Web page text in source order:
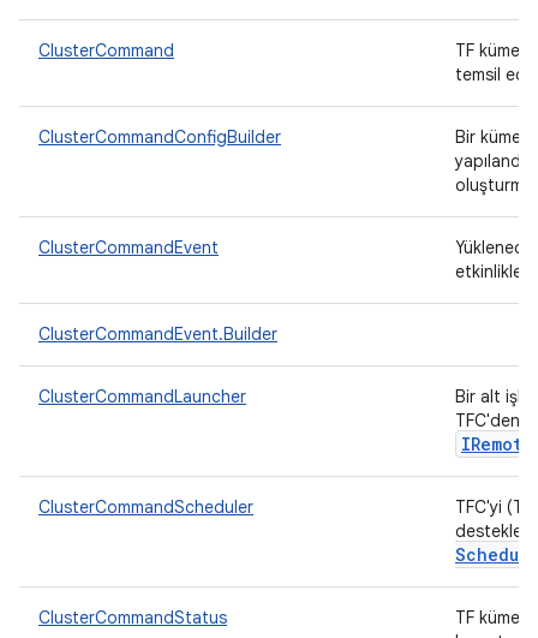
ClusterCommand
TF
temsil
ClusterCommandConfigBuilder
Bir küme
ClusterCommandEvent
ClusterCommandEvent.Builder
ClusterCommandLauncher
Bir alt
TFC'den
IRemote
ClusterCommandScheduler
TFC'yi
ClusterCommandStatus
TF